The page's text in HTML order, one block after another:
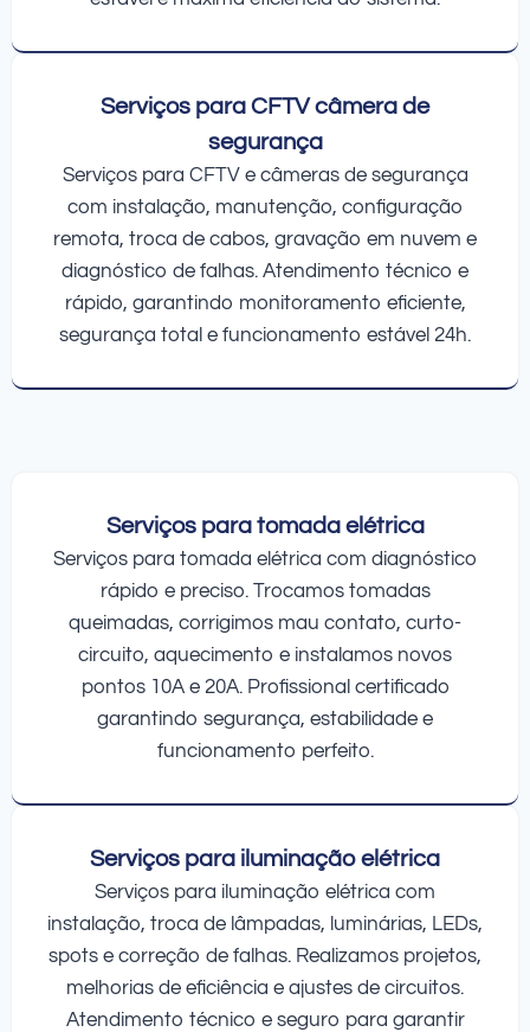
Serviços para CFTV câmera de
segurança
Serviços para CFTV e câmeras de segurança
com instalação, manutenção, configuração
remota, troca de cabos, gravação em nuvem e
diagnóstico de falhas. Atendimento técnico e
rápido, garantindo monitoramento eficiente,
segurança total e funcionamento estável 24h.
Serviços para tomada elétrica
Serviços para tomada elétrica com diagnóstico
rápido e preciso. Trocamos tomadas
queimadas, corrigimos mau contato, curto-
circuito, aquecimento e instalamos novos
pontos 10A e 20A. Profissional certificado
garantindo segurança, estabilidade e
funcionamento perfeito.
Serviços para iluminação elétrica
Serviços para iluminação elétrica com
instalação, troca de lâmpadas, luminárias, LEDs,
spots e correção de falhas. Realizamos projetos,
melhorias de eficiência e ajustes de circuitos.
Atendimento técnico e seguro para garantir